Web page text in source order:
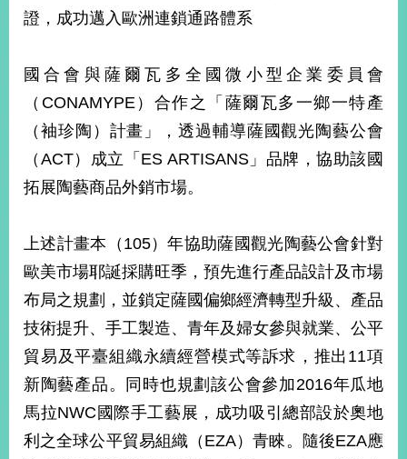
證，成功邁入歐洲連鎖通路體系
國合會與薩爾瓦多全國微小型企業委員會
（CONAMYPE）合作之「薩爾瓦多一鄉一特產
（袖珍陶）計畫」，透過輔導薩國觀光陶藝公會
（ACT）成立「ES ARTISANS」品牌，協助該國
拓展陶藝商品外銷市場。
上述計畫本（105）年協助薩國觀光陶藝公會針對
歐美市場耶誕採購旺季，預先進行產品設計及市場
布局之規劃，並鎖定薩國偏鄉經濟轉型升級、產品
技術提升、手工製造、青年及婦女參與就業、公平
貿易及平臺組織永續經營模式等訴求，推出11項
新陶藝產品。同時也規劃該公會參加2016年瓜地
馬拉NWC國際手工藝展，成功吸引總部設於奧地
利之全球公平貿易組織（EZA）青睞。隨後EZA應